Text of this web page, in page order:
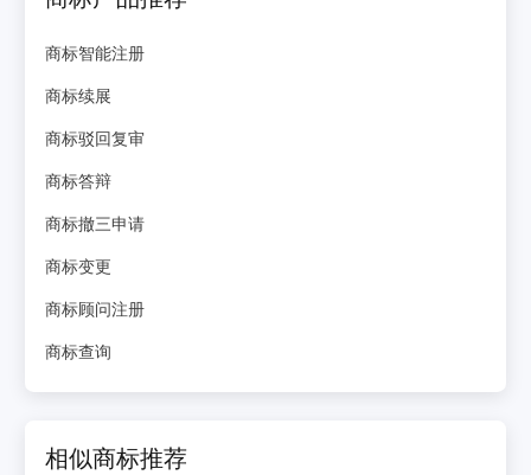
商标智能注册
商标续展
商标驳回复审
商标答辩
商标撤三申请
商标变更
商标顾问注册
商标查询
相似商标推荐